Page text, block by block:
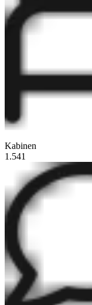
Kabinen
1.541